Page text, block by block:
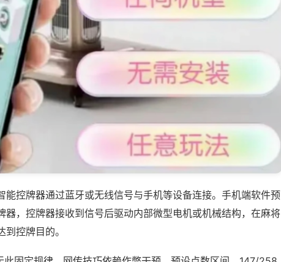
能控牌器通过蓝牙或无线信号与手机等设备连接。手机端软件预
器，控牌器接收到信号后驱动内部微型电机或机械结构，在麻将
控牌目的。